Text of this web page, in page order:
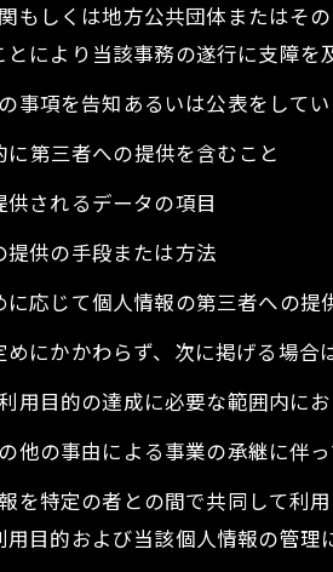
もしくは地方公共団体またはそ
とにより当該事務の遂行に支障を
事項を告知あるいは公表をして
に第三者への提供を含むこと
供されるデータの項目
提供の手段または方法
に応じて個人情報の第三者への提
めにかかわらず、次に掲げる場合
用目的の達成に必要な範囲内に
他の事由による事業の承継に伴
を特定の者との間で共同して利
用目的および当該個人情報の管理